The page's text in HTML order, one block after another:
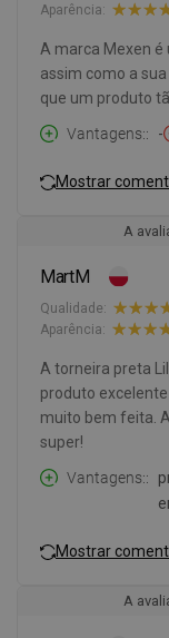
Aparência:
A marca Mexen é
assim como a
que um produto
Vantagens:
-
Mostrar
A
MartM
Qualidade:
Aparência:
A torneira preta
produto
muito bem feita.
super!
Vantagens:
Mostrar
A